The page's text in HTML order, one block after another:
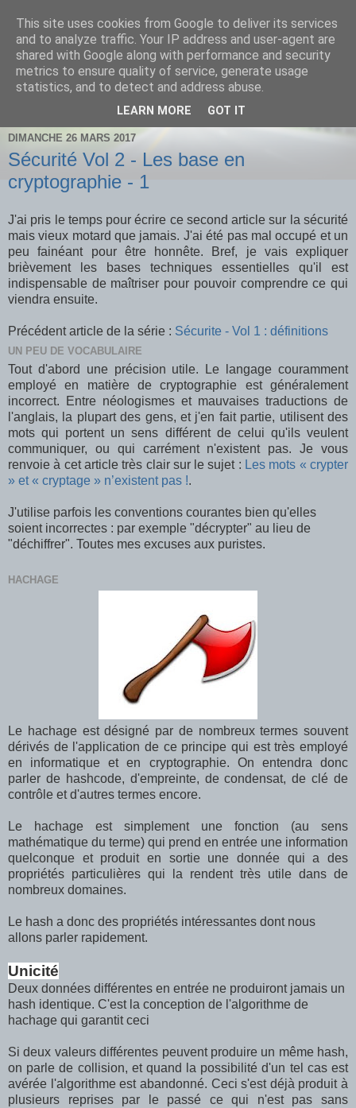
Où comment tuer le temps utilement
DIMANCHE 26 MARS 2017
Sécurité Vol 2 - Les base en
cryptographie - 1
J'ai pris le temps pour écrire ce second article sur la sécurité
mais vieux motard que jamais. J'ai été pas mal occupé et un
peu fainéant pour être honnête. Bref, je vais expliquer
brièvement les bases techniques essentielles qu'il est
indispensable de maîtriser pour pouvoir comprendre ce qui
viendra ensuite.
Précédent article de la série : Sécurite - Vol 1 : définitions
UN PEU DE VOCABULAIRE
Tout d'abord une précision utile. Le langage couramment
employé en matière de cryptographie est généralement
incorrect. Entre néologismes et mauvaises traductions de
l'anglais, la plupart des gens, et j'en fait partie, utilisent des
mots qui portent un sens différent de celui qu'ils veulent
communiquer, ou qui carrément n'existent pas. Je vous
renvoie à cet article très clair sur le sujet : Les mots « crypter
» et « cryptage » n’existent pas !.
J'utilise parfois les conventions courantes bien qu'elles
soient incorrectes : par exemple "décrypter" au lieu de
"déchiffrer". Toutes mes excuses aux puristes.
HACHAGE
Le hachage est désigné par de nombreux termes souvent
dérivés de l'application de ce principe qui est très employé
en informatique et en cryptographie. On entendra donc
parler de hashcode, d'empreinte, de condensat, de clé de
contrôle et d'autres termes encore.
Le hachage est simplement une fonction (au sens
mathématique du terme) qui prend en entrée une information
quelconque et produit en sortie une donnée qui a des
propriétés particulières qui la rendent très utile dans de
nombreux domaines.
Le hash a donc des propriétés intéressantes dont nous
allons parler rapidement.
Unicité
Deux données différentes en entrée ne produiront jamais un
hash identique. C'est la conception de l'algorithme de
hachage qui garantit ceci
Si deux valeurs différentes peuvent produire un même hash,
on parle de collision, et quand la possibilité d'un tel cas est
avérée l'algorithme est abandonné. Ceci s'est déjà produit à
plusieurs reprises par le passé ce qui n'est pas sans
This site uses cookies from Google to deliver its services
and to analyze traffic. Your IP address and user-agent are
shared with Google along with performance and security
metrics to ensure quality of service, generate usage
statistics, and to detect and address abuse.
LEARN MORE GOT IT